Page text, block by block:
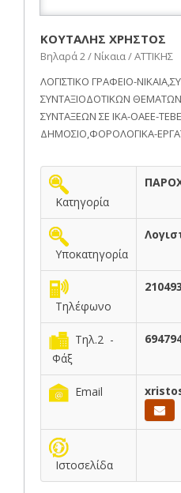
ΚΟΥΤΑΛΗΣ ΧΡΗΣΤΟΣ
Βηλαρά 2 / Νίκαια / ΑΤΤΙΚΗΣ
ΛΟΓΙΣΤΙΚΟ ΓΡΑΦΕΙΟ-
ΣΥΝΤΑΞΙΟΔΟΤΙΚΩΝ
ΣΥΝΤΑΞΕΩΝ ΣΕ ΙΚΑ-ΟΑΕΕ-
ΔΗΜΟΣΙΟ,ΦΟΡΟΛΟΓΙΚΑ-
Κατηγορία
Υποκατηγορία
Τηλέφωνο
Τηλ.2 -
Φάξ
Email
Ιστοσελίδα